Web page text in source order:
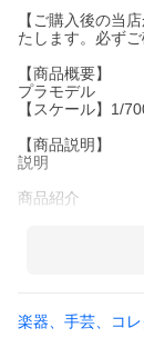
【ご購入後の当
たします。必ずご
【商品概要】
プラモデル
【スケール】1/
【商品説明】
説明
商品紹介
時)がモチーフ。
楽器、手芸、コ